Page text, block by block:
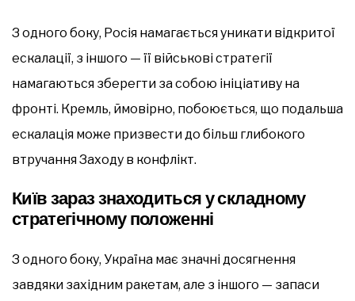
З одного боку, Росія намагається уникати відкритої
ескалації, з іншого — її військові стратегії
намагаються зберегти за собою ініціативу на
фронті. Кремль, ймовірно, побоюється, що подальша
ескалація може призвести до більш глибокого
втручання Заходу в конфлікт.
Київ зараз знаходиться у складному
стратегічному положенні
З одного боку, Україна має значні досягнення
завдяки західним ракетам, але з іншого — запаси